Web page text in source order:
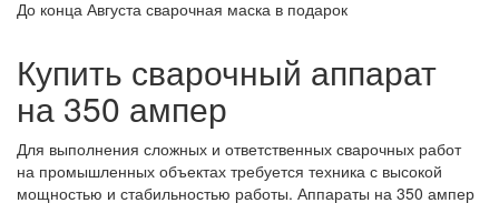
До конца Августа сварочная маска в подарок
Купить сварочный аппарат
на 350 ампер
Для выполнения сложных и ответственных сварочных работ
на промышленных объектах требуется техника с высокой
мощностью и стабильностью работы. Аппараты на 350 ампер